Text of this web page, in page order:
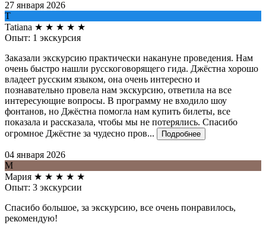
27 января 2026
T
Tatiana ★ ★ ★ ★ ★
Опыт: 1 экскурсия
Заказали экскурсию практически накануне проведения. Нам
очень быстро нашли русскоговорящего гида. Джёстна хорошо
владеет русским языком, она очень интересно и
познавательно провела нам экскурсию, ответила на все
интересующие вопросы. В программу не входило шоу
фонтанов, но Джёстна помогла нам купить билеты, все
показала и рассказала, чтобы мы не потерялись. Спасибо
огромное Джёстне за чудесно пров...
Подробнее
04 января 2026
М
Мария ★ ★ ★ ★ ★
Опыт: 3 экскурсии
Спасибо большое, за экскурсию, все очень понравилось,
рекомендую!